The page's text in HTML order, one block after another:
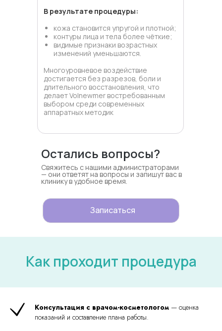
В результате процедуры:
кожа становится упругой и плотной;
контуры лица и тела более чёткие;
видимые признаки возрастных
изменений уменьшаются.
Многоуровневое воздействие
достигается без разрезов, боли и
длительного восстановления, что
делает Volnewmer востребованным
выбором среди современных
аппаратных методик
Остались вопросы?
Свяжитесь с нашими администраторами
— они ответят на вопросы и запишут вас в
клинику в удобное время.
Записаться
Как проходит процедура
Консультация с врачом-косметологом — оценка
показаний и составление плана работы.